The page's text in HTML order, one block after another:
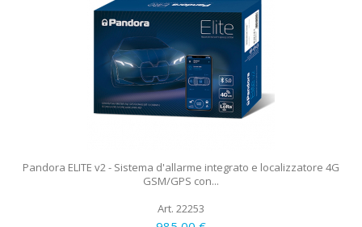
Pandora ELITE v2 - Sistema d'allarme integrato e localizzatore 4G
GSM/GPS con...
Art. 22253